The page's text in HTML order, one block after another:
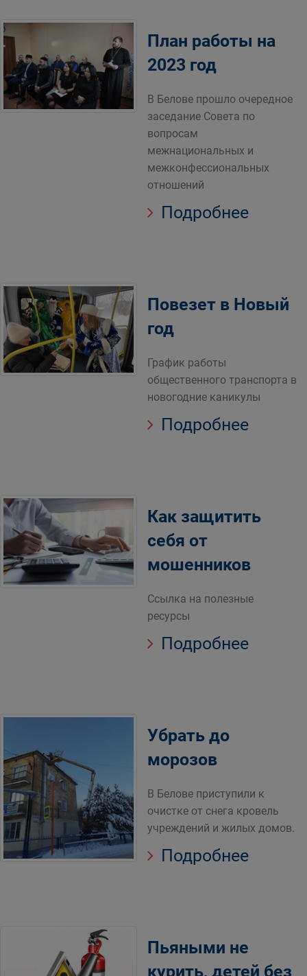
План работы на
2023 год
В Белове прошло очередное
заседание Совета по
вопросам
межнациональных и
межконфессиональных
отношений
Подробнее
Повезет в Новый
год
График работы
общественного транспорта в
новогодние каникулы
Подробнее
Как защитить
себя от
мошенников
Ссылка на полезные
ресурсы
Подробнее
Убрать до
морозов
В Белове приступили к
очистке от снега кровель
учреждений и жилых домов.
Подробнее
Пьяными не
курить, детей без